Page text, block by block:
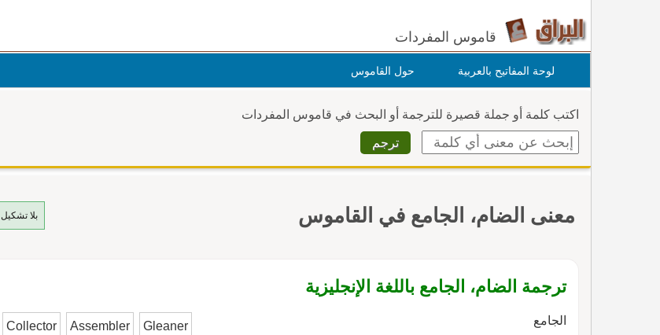
قاموس المفردات
لوحة المفاتيح بالعربية حول القاموس
اكتب كلمة أو جملة قصيرة للترجمة أو البحث في قاموس المفردات
بلا تشكيل معنى الضام، الجامع في القاموس
ترجمة الضام، الجامع باللغة الإنجليزية
الجامع Collector Assembler Gleaner